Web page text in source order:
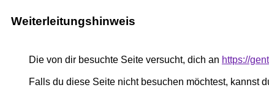
Weiterleitungshinweis
Die von dir besuchte Seite versucht, dich an https://
Falls du diese Seite nicht besuchen möchtest, kannst